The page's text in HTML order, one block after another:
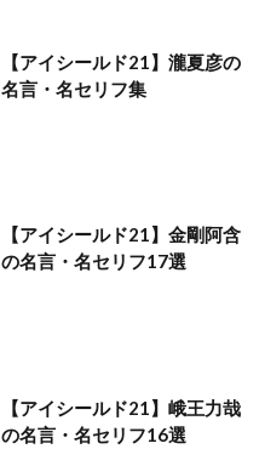
【アイシールド21】瀧夏彦の
名言・名セリフ集
【アイシールド21】金剛阿含
の名言・名セリフ17選
【アイシールド21】峨王力哉
の名言・名セリフ16選